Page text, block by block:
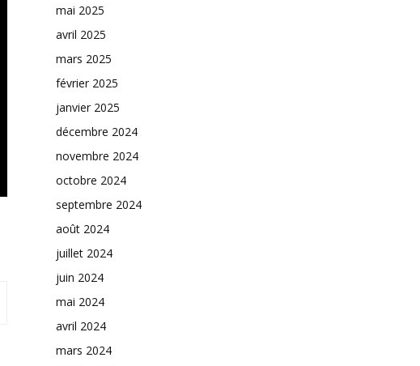
mai 2025
avril 2025
mars 2025
février 2025
janvier 2025
décembre 2024
novembre 2024
octobre 2024
septembre 2024
août 2024
juillet 2024
juin 2024
mai 2024
avril 2024
mars 2024